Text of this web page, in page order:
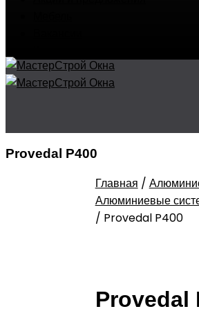
Provedal P400
Главная /
Алюминиевые
/ Provedal P400
Provedal